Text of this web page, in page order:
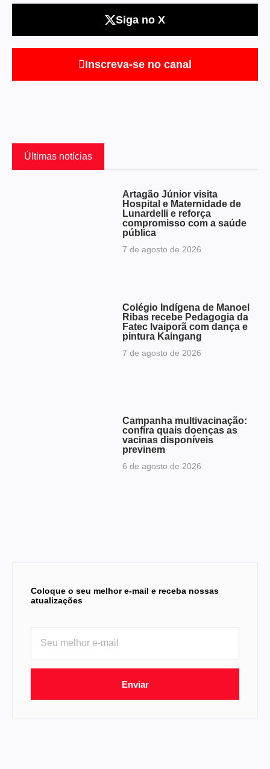
Siga no X
Inscreva-se no canal
Últimas notícias
Artagão Júnior visita
Hospital e Maternidade de
Lunardelli e reforça
compromisso com a saúde
pública
7 de agosto de 2026
Colégio Indígena de Manoel
Ribas recebe Pedagogia da
Fatec Ivaiporã com dança e
pintura Kaingang
7 de agosto de 2026
Campanha multivacinação:
confira quais doenças as
vacinas disponíveis
previnem
6 de agosto de 2026
Coloque o seu melhor e-mail e receba nossas
atualizações
Enviar